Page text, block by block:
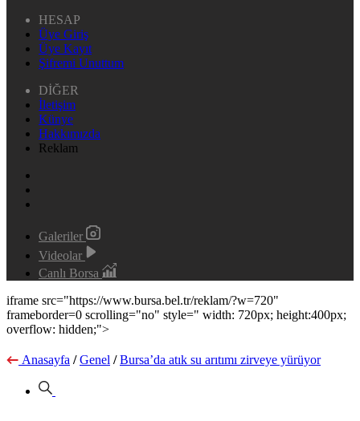
HESAP
Üye Giriş
Üye Kayıt
Şifremi Unuttum
DİĞER
İletişim
Künye
Hakkımızda
Reklam
Galeriler
Videolar
Canlı Borsa
iframe src="https://www.bursa.bel.tr/reklam/?w=720"
frameborder=0 scrolling="no" style=" width: 720px; height:400px;
overflow: hidden;">
Anasayfa / Genel / Bursa’da atık su arıtımı zirveye yürüyor